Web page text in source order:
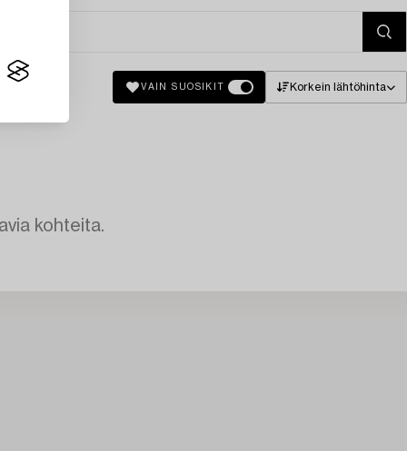
VAIN SUOSIKIT Korkein lähtöhinta
kohteita.